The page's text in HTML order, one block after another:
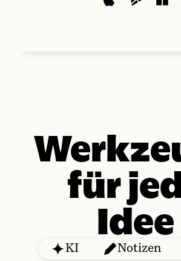
für
Idee
KI Notizen